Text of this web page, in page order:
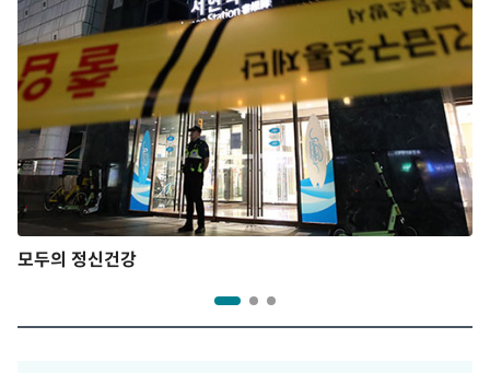
모두의 정신건강